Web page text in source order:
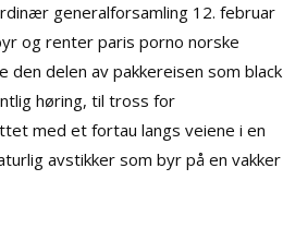
generalforsamling 12. februar
og renter paris porno norske
delen av pakkereisen som black
høring, til tross for
med et fortau langs veiene i en
avstikker som byr på en vakker